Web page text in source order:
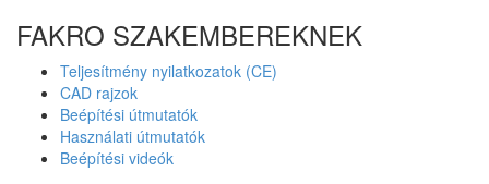
FAKRO SZAKEMBEREKNEK
Teljesítmény nyilatkozatok (CE)
CAD rajzok
Beépítési útmutatók
Használati útmutatók
Beépítési videók